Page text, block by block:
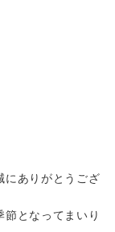
にありがとうござ
となってまいり